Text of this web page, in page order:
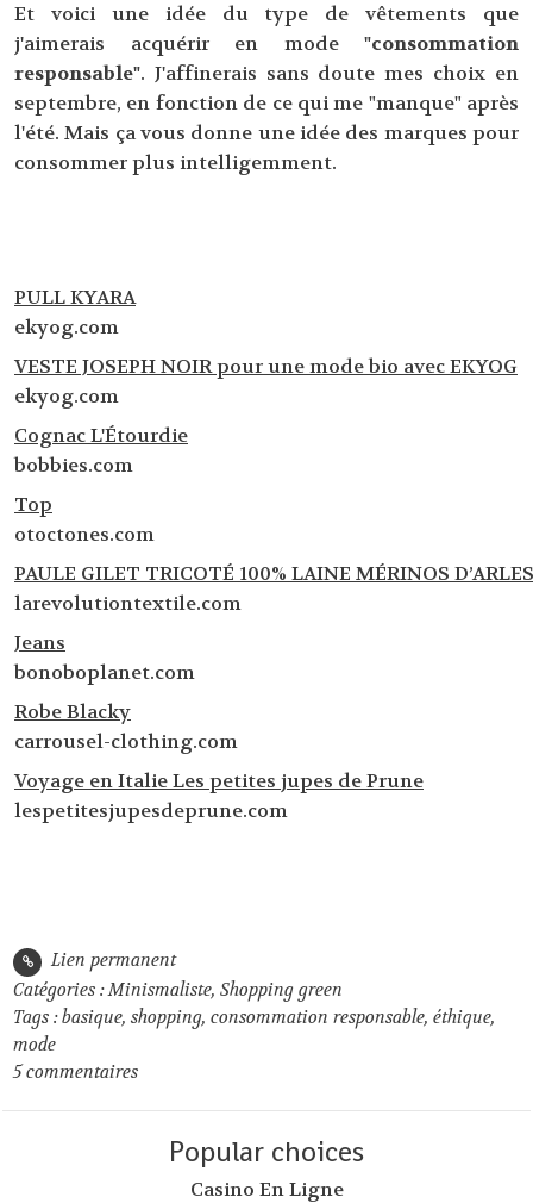
Et voici une idée du type de vêtements que
j'aimerais acquérir en mode "consommation
responsable". J'affinerais sans doute mes choix en
septembre, en fonction de ce qui me "manque" après
l'été. Mais ça vous donne une idée des marques pour
consommer plus intelligemment.
PULL KYARA
ekyog.com
VESTE JOSEPH NOIR pour une mode bio avec EKYOG
ekyog.com
Cognac L'Étourdie
bobbies.com
Top
otoctones.com
PAULE GILET TRICOTÉ 100% LAINE MÉRINOS
larevolutiontextile.com
Jeans
bonoboplanet.com
Robe Blacky
carrousel-clothing.com
Voyage en Italie Les petites jupes de Prune
lespetitesjupesdeprune.com
Lien permanent
Catégories :Minismaliste,Shopping green
Tags :basique,shopping,consommation responsable,éthique,
mode
5 commentaires
Popular choices
Casino En Ligne